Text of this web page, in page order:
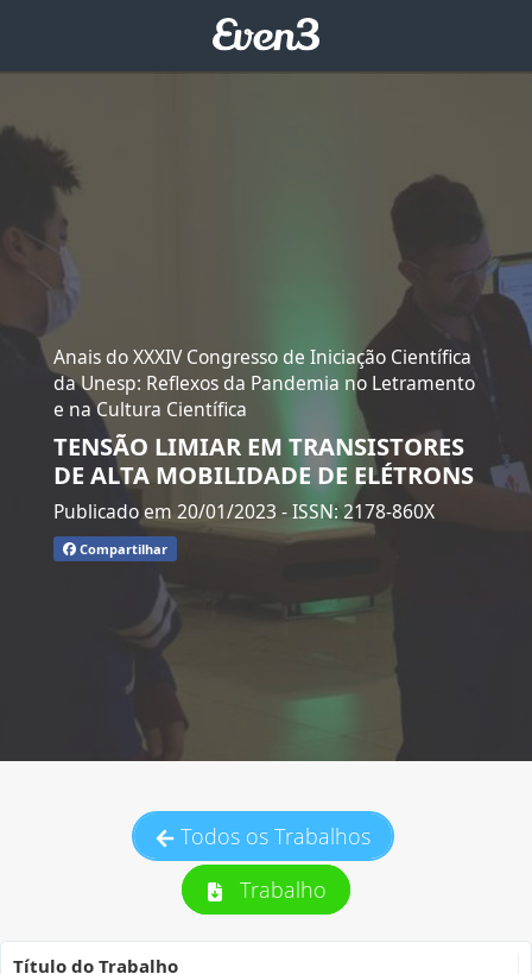
Anais do XXXIV Congresso de Iniciação Científica
da Unesp: Reflexos da Pandemia no Letramento
e na Cultura Científica
TENSÃO LIMIAR EM TRANSISTORES
DE ALTA MOBILIDADE DE ELÉTRONS
Publicado em 20/01/2023 - ISSN: 2178-860X
Compartilhar
Todos os Trabalhos
Trabalho
Título do Trabalho